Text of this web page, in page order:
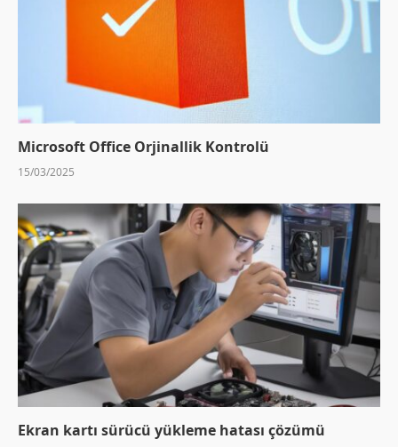
Microsoft Office Orjinallik Kontrolü
15/03/2025
Ekran kartı sürücü yükleme hatası çözümü